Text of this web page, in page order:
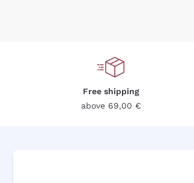
Free shipping
above 69,00 €